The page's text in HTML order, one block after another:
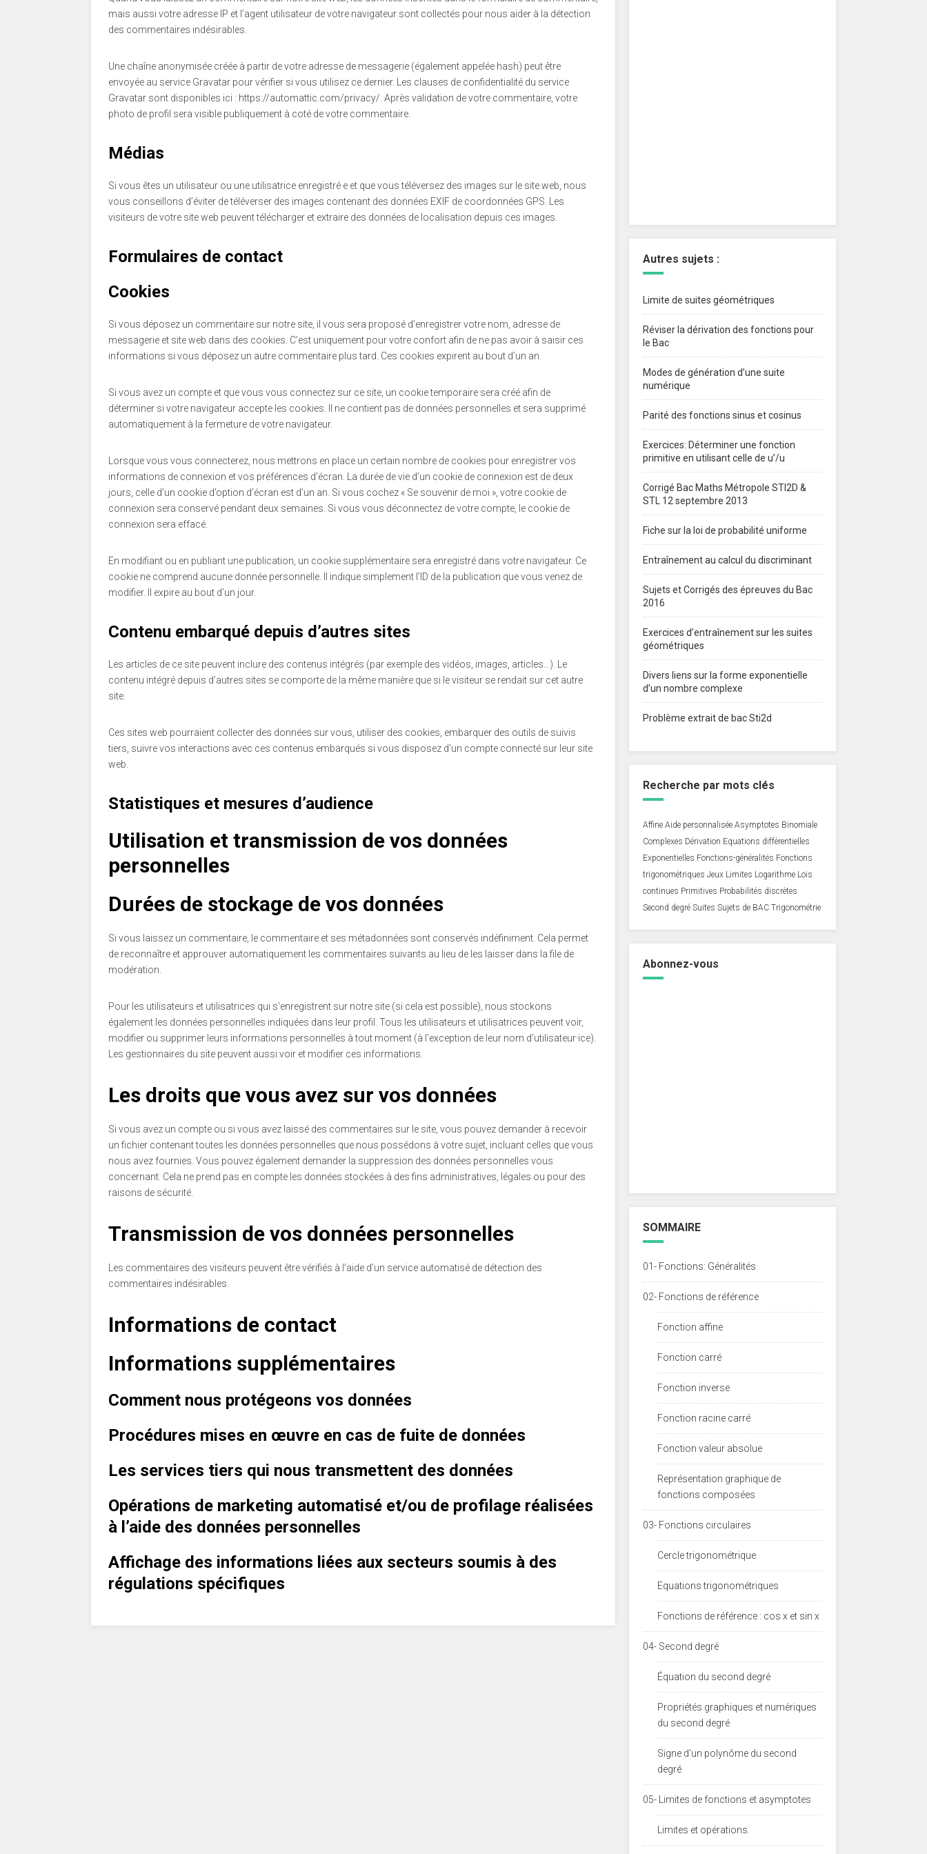
mais aussi votre adresse IP et l’agent utilisateur de votre navigateur sont collectés pour nous aider à la détection
des commentaires indésirables.
Une chaîne anonymisée créée à partir de votre adresse de messagerie (également appelée hash) peut être
envoyée au service Gravatar pour vérifier si vous utilisez ce dernier. Les clauses de confidentialité du service
Gravatar sont disponibles ici : https://automattic.com/privacy/. Après validation de votre commentaire, votre
photo de profil sera visible publiquement à coté de votre commentaire.
Médias
Si vous êtes un utilisateur ou une utilisatrice enregistré·e et que vous téléversez des images sur le site web, nous
vous conseillons d’éviter de téléverser des images contenant des données EXIF de coordonnées GPS. Les
visiteurs de votre site web peuvent télécharger et extraire des données de localisation depuis ces images.
Formulaires de contact
Cookies
Si vous déposez un commentaire sur notre site, il vous sera proposé d’enregistrer votre nom, adresse de
messagerie et site web dans des cookies. C’est uniquement pour votre confort afin de ne pas avoir à saisir ces
informations si vous déposez un autre commentaire plus tard. Ces cookies expirent au bout d’un an.
Si vous avez un compte et que vous vous connectez sur ce site, un cookie temporaire sera créé afin de
déterminer si votre navigateur accepte les cookies. Il ne contient pas de données personnelles et sera supprimé
automatiquement à la fermeture de votre navigateur.
Lorsque vous vous connecterez, nous mettrons en place un certain nombre de cookies pour enregistrer vos
informations de connexion et vos préférences d’écran. La durée de vie d’un cookie de connexion est de deux
jours, celle d’un cookie d’option d’écran est d’un an. Si vous cochez « Se souvenir de moi », votre cookie de
connexion sera conservé pendant deux semaines. Si vous vous déconnectez de votre compte, le cookie de
connexion sera effacé.
En modifiant ou en publiant une publication, un cookie supplémentaire sera enregistré dans votre navigateur. Ce
cookie ne comprend aucune donnée personnelle. Il indique simplement l’ID de la publication que vous venez de
modifier. Il expire au bout d’un jour.
Contenu embarqué depuis d’autres sites
Les articles de ce site peuvent inclure des contenus intégrés (par exemple des vidéos, images, articles…). Le
contenu intégré depuis d’autres sites se comporte de la même manière que si le visiteur se rendait sur cet autre
site.
Ces sites web pourraient collecter des données sur vous, utiliser des cookies, embarquer des outils de suivis
tiers, suivre vos interactions avec ces contenus embarqués si vous disposez d’un compte connecté sur leur site
web.
Statistiques et mesures d’audience
Utilisation et transmission de vos données
personnelles
Durées de stockage de vos données
Si vous laissez un commentaire, le commentaire et ses métadonnées sont conservés indéfiniment. Cela permet
de reconnaître et approuver automatiquement les commentaires suivants au lieu de les laisser dans la file de
modération.
Pour les utilisateurs et utilisatrices qui s’enregistrent sur notre site (si cela est possible), nous stockons
également les données personnelles indiquées dans leur profil. Tous les utilisateurs et utilisatrices peuvent voir,
modifier ou supprimer leurs informations personnelles à tout moment (à l’exception de leur nom d’utilisateur·ice).
Les gestionnaires du site peuvent aussi voir et modifier ces informations.
Les droits que vous avez sur vos données
Si vous avez un compte ou si vous avez laissé des commentaires sur le site, vous pouvez demander à recevoir
un fichier contenant toutes les données personnelles que nous possédons à votre sujet, incluant celles que vous
nous avez fournies. Vous pouvez également demander la suppression des données personnelles vous
concernant. Cela ne prend pas en compte les données stockées à des fins administratives, légales ou pour des
raisons de sécurité.
Transmission de vos données personnelles
Les commentaires des visiteurs peuvent être vérifiés à l’aide d’un service automatisé de détection des
commentaires indésirables.
Informations de contact
Informations supplémentaires
Comment nous protégeons vos données
Procédures mises en œuvre en cas de fuite de données
Les services tiers qui nous transmettent des données
Opérations de marketing automatisé et/ou de profilage réalisées
à l’aide des données personnelles
Affichage des informations liées aux secteurs soumis à des
régulations spécifiques
Autres sujets :
Limite de suites géométriques
Réviser la dérivation des fonctions pour
le Bac
Modes de génération d’une suite
numérique
Parité des fonctions sinus et cosinus
Exercices: Déterminer une fonction
primitive en utilisant celle de u’/u
Corrigé Bac Maths Métropole STI2D &
STL 12 septembre 2013
Fiche sur la loi de probabilité uniforme
Entraînement au calcul du discriminant
Sujets et Corrigés des épreuves du Bac
2016
Exercices d’entraînement sur les suites
géométriques
Divers liens sur la forme exponentielle
d’un nombre complexe
Problème extrait de bac Sti2d
Recherche par mots clés
Affine Aide personnalisée Asymptotes Binomiale
Complexes Dérivation Equations différentielles
Exponentielles Fonctions-généralités Fonctions
trigonométriques Jeux Limites Logarithme Lois
continues Primitives Probabilités discrètes
Second degré Suites Sujets de BAC Trigonométrie
Abonnez-vous
SOMMAIRE
01- Fonctions: Généralités
02- Fonctions de référence
Fonction affine
Fonction carré
Fonction inverse
Fonction racine carré
Fonction valeur absolue
Représentation graphique de
fonctions composées
03- Fonctions circulaires
Cercle trigonométrique
Equations trigonométriques
Fonctions de référence : cos x et sin x
04- Second degré
Équation du second degré
Propriétés graphiques et numériques
du second degré
Signe d'un polynôme du second
degré
05- Limites de fonctions et asymptotes
Limites et opérations.